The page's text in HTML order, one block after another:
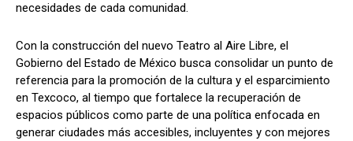
necesidades de cada comunidad.
Con la construcción del nuevo Teatro al Aire Libre, el
Gobierno del Estado de México busca consolidar un punto de
referencia para la promoción de la cultura y el esparcimiento
en Texcoco, al tiempo que fortalece la recuperación de
espacios públicos como parte de una política enfocada en
generar ciudades más accesibles, incluyentes y con mejores